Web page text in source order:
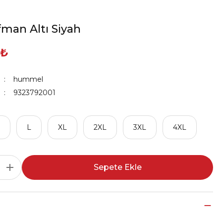
Altı Siyah
hummel
9323792001
L XL 2XL 3XL 4XL
Sepete Ekle